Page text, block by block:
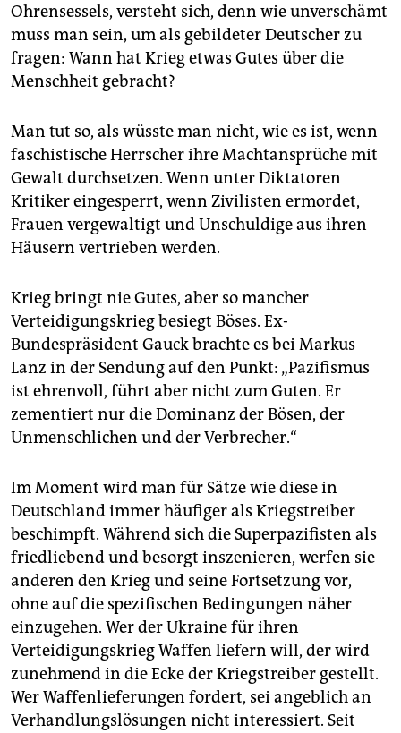
Ohrensessels, versteht sich, denn wie unverschämt
muss man sein, um als gebildeter Deutscher zu
fragen: Wann hat Krieg etwas Gutes über die
Menschheit gebracht?
Man tut so, als wüsste man nicht, wie es ist, wenn
faschistische Herrscher ihre Machtansprüche mit
Gewalt durchsetzen. Wenn unter Diktatoren
Kritiker eingesperrt, wenn Zivilisten ermordet,
Frauen vergewaltigt und Unschuldige aus ihren
Häusern vertrieben werden.
Krieg bringt nie Gutes, aber so mancher
Verteidigungskrieg besiegt Böses. Ex-
Bundespräsident Gauck brachte es bei Markus
Lanz in der Sendung auf den Punkt: „Pazifismus
ist ehrenvoll, führt aber nicht zum Guten. Er
zementiert nur die Dominanz der Bösen, der
Unmenschlichen und der Verbrecher.“
Im Moment wird man für Sätze wie diese in
Deutschland immer häufiger als Kriegstreiber
beschimpft. Während sich die Superpazifisten als
friedliebend und besorgt inszenieren, werfen sie
anderen den Krieg und seine Fortsetzung vor,
ohne auf die spezifischen Bedingungen näher
einzugehen. Wer der Ukraine für ihren
Verteidigungskrieg Waffen liefern will, der wird
zunehmend in die Ecke der Kriegstreiber gestellt.
Wer Waffenlieferungen fordert, sei angeblich an
Verhandlungslösungen nicht interessiert. Seit